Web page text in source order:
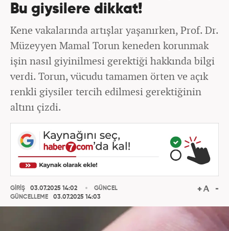
Bu giysilere dikkat!
Kene vakalarında artışlar yaşanırken, Prof. Dr.
Müzeyyen Mamal Torun keneden korunmak
işin nasıl giyinilmesi gerektiği hakkında bilgi
verdi. Torun, vücudu tamamen örten ve açık
renkli giysiler tercih edilmesi gerektiğinin
altını çizdi.
GİRİŞ
03.07.2025 14:02
GÜNCELLEME
03.07.2025 14:03
GÜNCEL